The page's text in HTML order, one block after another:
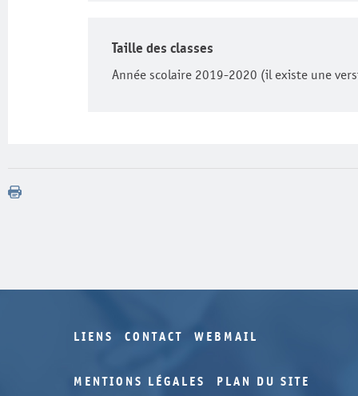
Taille des classes
Année scolaire 2019-2020 (il existe une
LIENS CONTACT WEBMAIL
MENTIONS LÉGALES PLAN DU SITE